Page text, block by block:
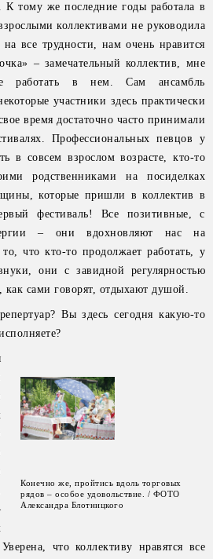
тому же последние годы работала в
коллективами не руководила
все трудности, нам очень нравится
– замечательный коллектив, мне
работать в нем. Сам ансамбль
участники здесь практически
время достаточно часто принимали
Профессиональных певцов у
в совсем взрослом возрасте, кто-то
родственниками на посиделках
которые пришли в коллектив в
фестиваль! Все позитивные, с
– они вдохновляют нас на
что кто-то продолжает работать, у
они с завидной регулярностью
как сами говорят, отдыхают душой.
Вы здесь сегодня какую-то
Конечно же, пройтись вдоль торговых
рядов – особое удовольствие. / ФОТО
Александра Блотницкого
что коллективу нравятся все